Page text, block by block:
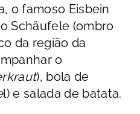
o famoso Eisbein
Schäufele (ombro
da região da
o
), bola de
l) e salada de batata.